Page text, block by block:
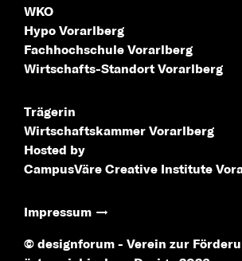
WKO
Hypo Vorarlberg
Fachhochschule Vorarlberg
Wirtschafts-Standort Vorarlberg
Trägerin
Wirtschaftskammer Vorarlberg
Hosted by
CampusVäre Creative Institute
Impressum
© designforum - Verein zur